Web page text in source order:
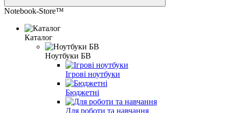
Notebook-Store™
Каталог
Ноутбуки БВ
Ігрові ноутбуки
Бюджетні
Для роботи та навчання